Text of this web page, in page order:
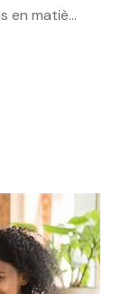
en matiè...